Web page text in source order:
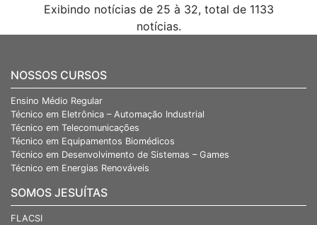
Exibindo notícias de 25 à 32, total de 1133
notícias.
NOSSOS CURSOS
Ensino Médio Regular
Técnico em Eletrônica – Automação Industrial
Técnico em Telecomunicações
Técnico em Equipamentos Biomédicos
Técnico em Desenvolvimento de Sistemas – Games
Técnico em Energias Renováveis
SOMOS JESUÍTAS
FLACSI